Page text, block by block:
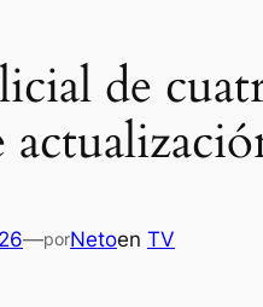
de
—porNetoen TV